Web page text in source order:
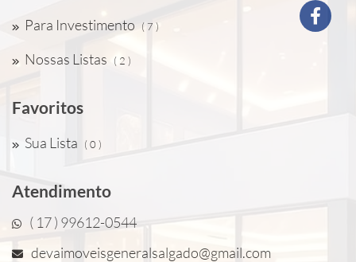
Para Investimento ( 7 )
Nossas Listas ( 2 )
Favoritos
Sua Lista ( 0 )
Atendimento
( 17 ) 99612-0544
devaimoveisgeneralsalgado@gmail.com